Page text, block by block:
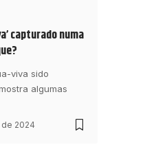
capturado numa
viva sido
algumas
2024